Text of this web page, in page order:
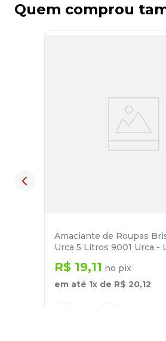
Quem comprou
Amaciante de Roupas
Urca 5 Litros 9001 Urca -
R$ 19,11 no pix
em até 1x de R$ 20,12